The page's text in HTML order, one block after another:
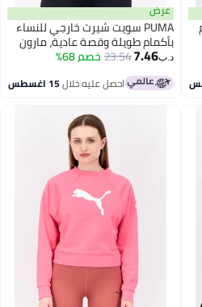
عرض
PUMA سويت شيرت خارجي للنساء
بأكمام طويلة وقصة عادية، مارون
7.46
23.54خصم 68%
احصل عليه خلال15 اغسطس